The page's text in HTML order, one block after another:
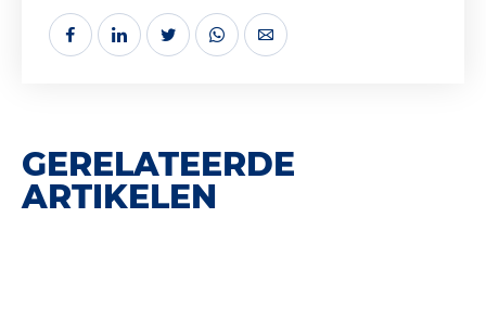
GERELATEERDE
ARTIKELEN